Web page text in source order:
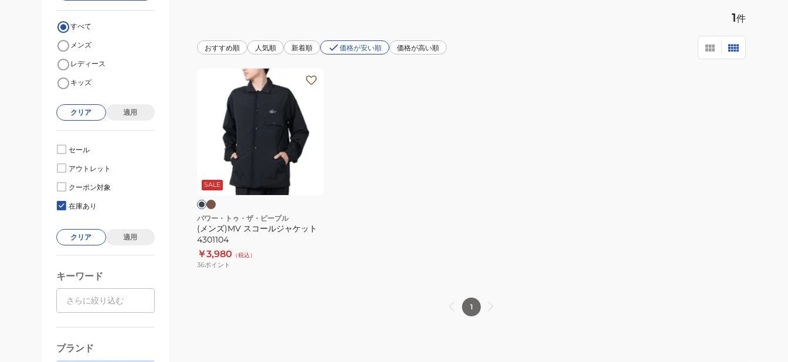
1件
おすすめ順 人気順 新着順 価格が安い順 価格が高い順
ャ
ケ
ッ
ト
4301104
SALE
パワー・トゥ・ザ・ピープル
(メンズ)MV スコールジャケット
4301104
￥3,980 （税込）
36ポイント
1
すべて
メンズ
レディース
キッズ
クリア 適用
セール
アウトレット
クーポン対象
在庫あり
クリア 適用
キーワード
ブランド